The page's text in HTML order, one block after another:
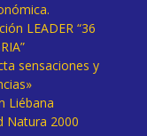
LEADER “36
sensaciones y
Liébana
Natura 2000